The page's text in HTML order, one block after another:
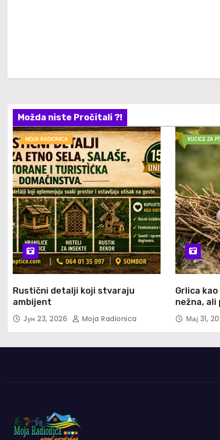
Možda niste Pročitali ?!
MOJA RADIONICA
Rustični detalji koji stvaraju
ambijent
Јун 23, 2026 Moja Radionica
KUĆICE ZA
Grlica
nežna,
Мај 31,